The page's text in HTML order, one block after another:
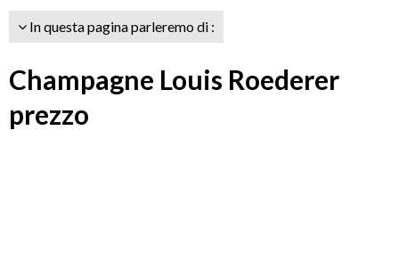
In questa pagina parleremo di :
Champagne Louis Roederer
prezzo